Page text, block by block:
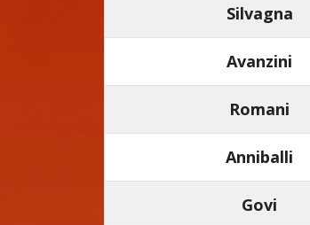
Silvagna
Avanzini
Romani
Anniballi
Govi